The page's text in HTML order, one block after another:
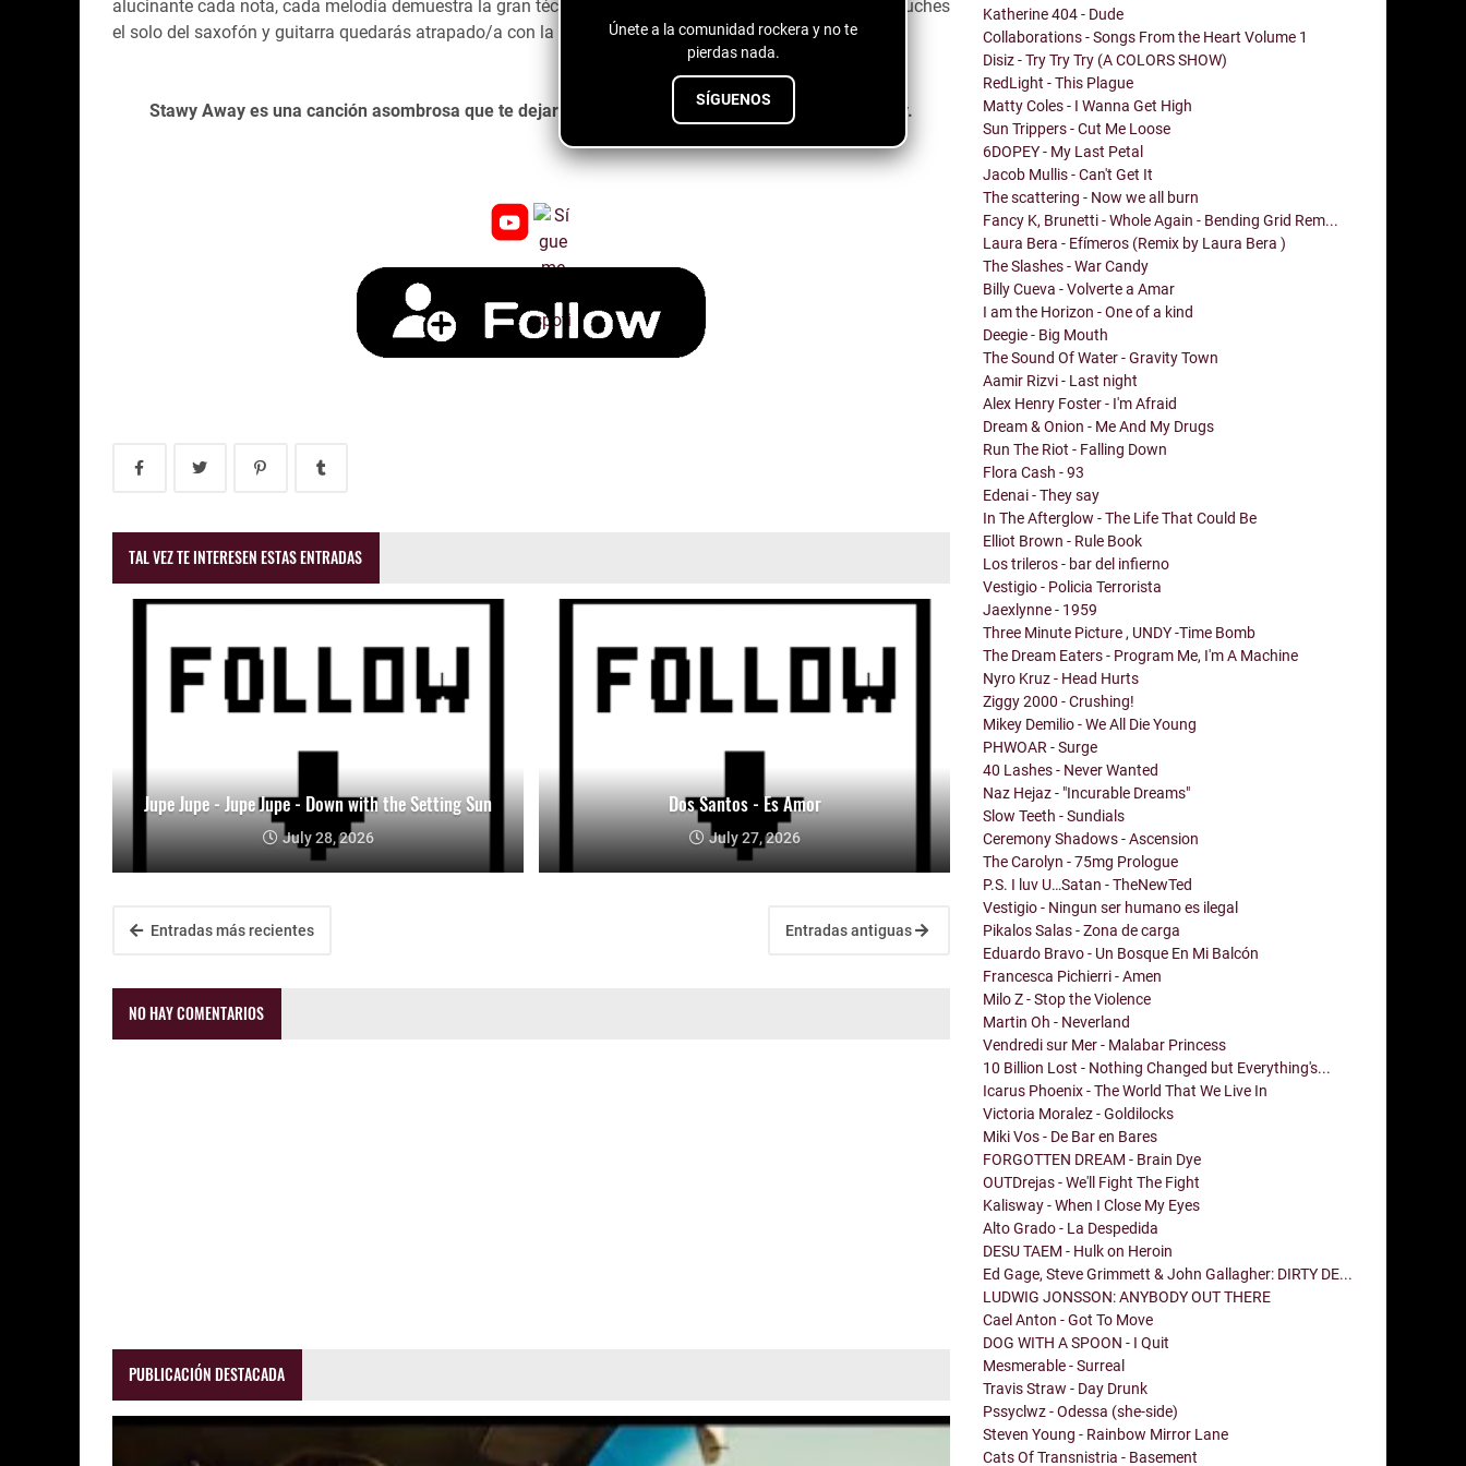
Únete a la comunidad rockera y no te
pierdas nada.
SÍGUENOS
alucinante cada nota, cada melodía demuestra la gran técnica de composición de
y en cuanto escuches
el solo del saxofón y guitarra quedarás atrapado/a con la música deDale Dejoy.
Stawy Away es una canción asombrosa que te dejara con ganas de escuchar más de Dale DeJoy.
TAL VEZ TE INTERESEN ESTAS ENTRADAS
Jupe Jupe - Jupe Jupe - Down with the Setting Sun
July 28, 2026
Dos Santos - Es Amor
July 27, 2026
Entradas más recientes Entradas antiguas
NO HAY COMENTARIOS
PUBLICACIÓN DESTACADA
Katherine 404 - Dude
Collaborations - Songs From the Heart Volume 1
Disiz - Try Try Try (A COLORS SHOW)
RedLight - This Plague
Matty Coles - I Wanna Get High
Sun Trippers - Cut Me Loose
6DOPEY - My Last Petal
Jacob Mullis - Can't Get It
The scattering - Now we all burn
Fancy K, Brunetti - Whole Again - Bending Grid Rem...
Laura Bera - Efímeros (Remix by Laura Bera )
The Slashes - War Candy
Billy Cueva - Volverte a Amar
I am the Horizon - One of a kind
Deegie - Big Mouth
The Sound Of Water - Gravity Town
Aamir Rizvi - Last night
Alex Henry Foster - I'm Afraid
Dream & Onion - Me And My Drugs
Run The Riot - Falling Down
Flora Cash - 93
Edenai - They say
In The Afterglow - The Life That Could Be
Elliot Brown - Rule Book
Los trileros - bar del infierno
Vestigio - Policia Terrorista
Jaexlynne - 1959
Three Minute Picture , UNDY -Time Bomb
The Dream Eaters - Program Me, I'm A Machine
Nyro Kruz - Head Hurts
Ziggy 2000 - Crushing!
Mikey Demilio - We All Die Young
PHWOAR - Surge
40 Lashes - Never Wanted
Naz Hejaz - "Incurable Dreams"
Slow Teeth - Sundials
Ceremony Shadows - Ascension
The Carolyn - 75mg Prologue
P.S. I luv U…Satan - TheNewTed
Vestigio - Ningun ser humano es ilegal
Pikalos Salas - Zona de carga
Eduardo Bravo - Un Bosque En Mi Balcón
Francesca Pichierri - Amen
Milo Z - Stop the Violence
Martin Oh - Neverland
Vendredi sur Mer - Malabar Princess
10 Billion Lost - Nothing Changed but Everything's...
Icarus Phoenix - The World That We Live In
Victoria Moralez - Goldilocks
Miki Vos - De Bar en Bares
FORGOTTEN DREAM - Brain Dye
OUTDrejas - We'll Fight The Fight
Kalisway - When I Close My Eyes
Alto Grado - La Despedida
DESU TAEM - Hulk on Heroin
Ed Gage, Steve Grimmett & John Gallagher: DIRTY DE...
LUDWIG JONSSON: ANYBODY OUT THERE
Cael Anton - Got To Move
DOG WITH A SPOON - I Quit
Mesmerable - Surreal
Travis Straw - Day Drunk
Pssyclwz - Odessa (she-side)
Steven Young - Rainbow Mirror Lane
Cats Of Transnistria - Basement